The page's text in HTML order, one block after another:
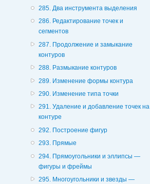
285. Два инструмента выделения
286. Редактирование точек и
сегментов
287. Продолжение и замыкание
контуров
288. Размыкание контуров
289. Изменение формы контура
290. Изменение типа точки
291. Удаление и добавление точек на
контуре
292. Построение фигур
293. Прямые
294. Прямоугольники и эллипсы —
фигуры и фреймы
295. Многоугольники и звезды —